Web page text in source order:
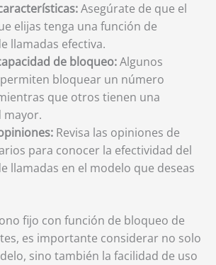
Asegúrate de que el
elijas tenga una función de
llamadas efectiva.
de bloqueo:Algunos
bloquear un número
que otros tienen una
mayor.
Revisa las opiniones de
para conocer la efectividad del
llamadas en el modelo que deseas
fijo con función de bloqueo de
es importante considerar no solo
sino también la facilidad de uso